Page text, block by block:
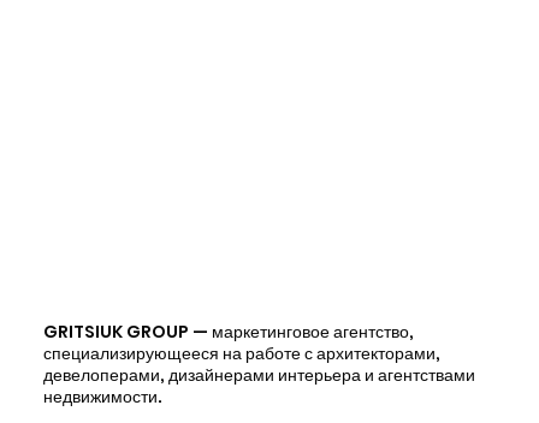
GRITSIUK GROUP — маркетинговое агентство,
специализирующееся на работе с архитекторами,
девелоперами, дизайнерами интерьера и агентствами
недвижимости.